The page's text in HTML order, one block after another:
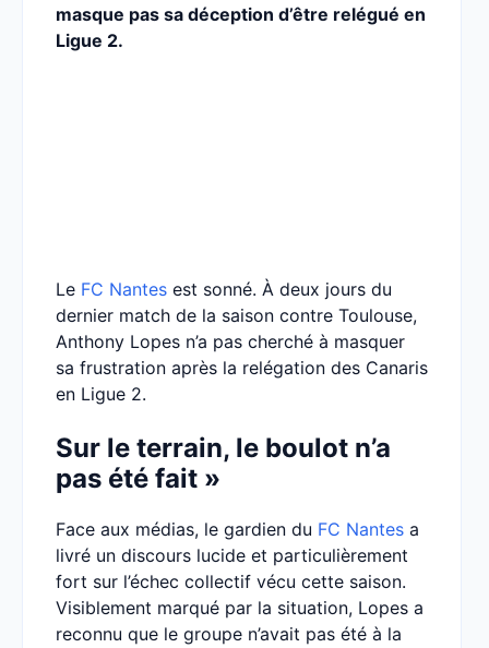
masque pas sa déception d’être relégué en
Ligue 2.
Le FC Nantes est sonné. À deux jours du
dernier match de la saison contre Toulouse,
Anthony Lopes n’a pas cherché à masquer
sa frustration après la relégation des Canaris
en Ligue 2.
Sur le terrain, le boulot n’a
pas été fait »
Face aux médias, le gardien du FC Nantes a
livré un discours lucide et particulièrement
fort sur l’échec collectif vécu cette saison.
Visiblement marqué par la situation, Lopes a
reconnu que le groupe n’avait pas été à la